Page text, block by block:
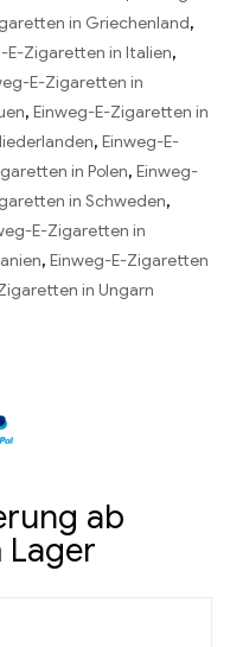
in Griechenland,
E-Zigaretten in Italien,
E-Zigaretten in
, Einweg-E-Zigaretten in
, Einweg-E-
in Polen, Einweg-
in Schweden,
E-Zigaretten in
, Einweg-E-Zigaretten
in Ungarn
ab